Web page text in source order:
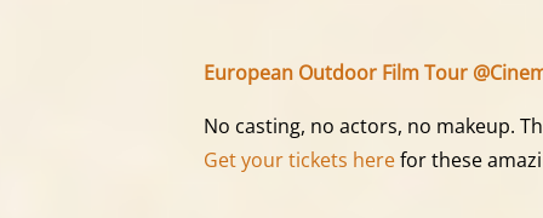
European Outdoor Film Tour
No casting, no actors, no makeup.
Get your tickets herefor these